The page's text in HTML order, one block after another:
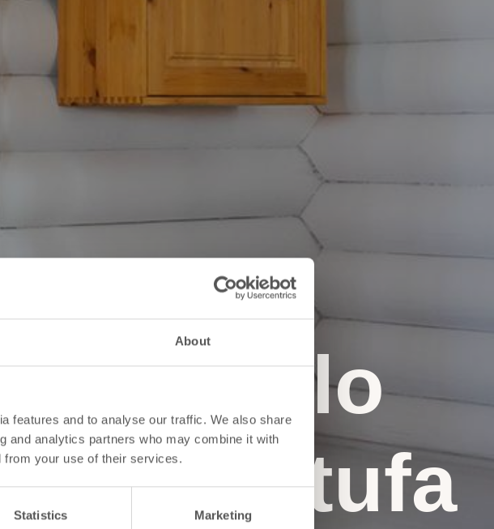
About
features and to analyse our traffic. We also share
and analytics partners who may combine it with
from your use of their services.
Statistics Marketing
stufa